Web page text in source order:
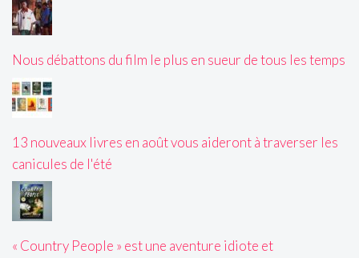
Nous débattons du film le plus en sueur de tous les temps
13 nouveaux livres en août vous aideront à traverser les
canicules de l'été
« Country People » est une aventure idiote et